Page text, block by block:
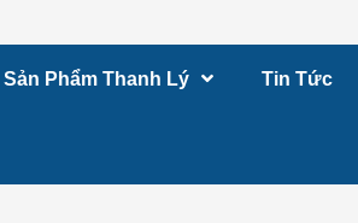
Sản Phẩm Thanh Lý Tin Tức